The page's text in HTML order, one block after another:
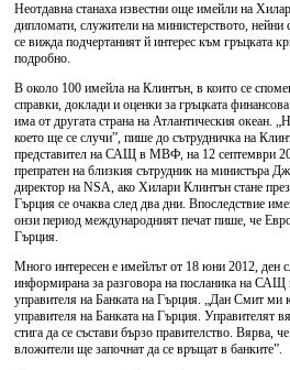
Неотдавна станаха известни още имейли на
дипломати, служители на министерството, нейни
се вижда подчертаният й интерес към гръцката
подробно.
В около 100 имейла на Клинтън, в които се
справки, доклади и оценки за гръцката
има от другата страна на Атлантическия океан.
което ще се случи”, пише до сътрудничка на
представител на САЩ в МВФ, на 12 септември
препратен на близкия сътрудник на министъра
директор на NSA, ако Хилари Клинтън стане
Гърция се очаква след два дни. Впоследствие
онзи период международният печат пише, че
Гърция.
Много интересен е имейлът от 18 юни 2012, ден
информирана за разговора на посланика на
управителя на Банката на Гърция. „Дан Смит ми
управителя на Банката на Гърция. Управителят
стига да се състави бързо правителство. Вярва,
вложители ще започнат да се връщат в банките”.